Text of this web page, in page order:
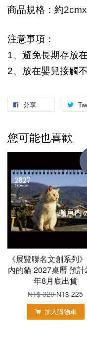
商品規格：約
注意事項 ：
1、避免長期存放
2、放在嬰兒接觸
分享
您可能也喜歡
《展覽聯名文創系列
內的貓 2027桌曆 預
年8月底出貨
NT$ 320NT$ 225
加入購物車